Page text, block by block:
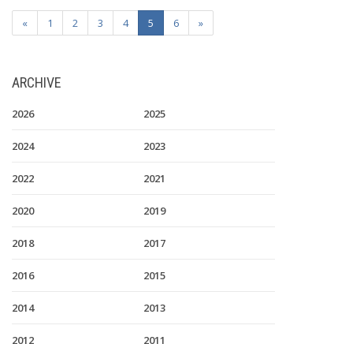
« 1 2 3 4 5 6 »
ARCHIVE
2026 2025
2024 2023
2022 2021
2020 2019
2018 2017
2016 2015
2014 2013
2012 2011